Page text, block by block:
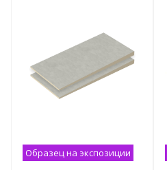
Образец на экспозиции